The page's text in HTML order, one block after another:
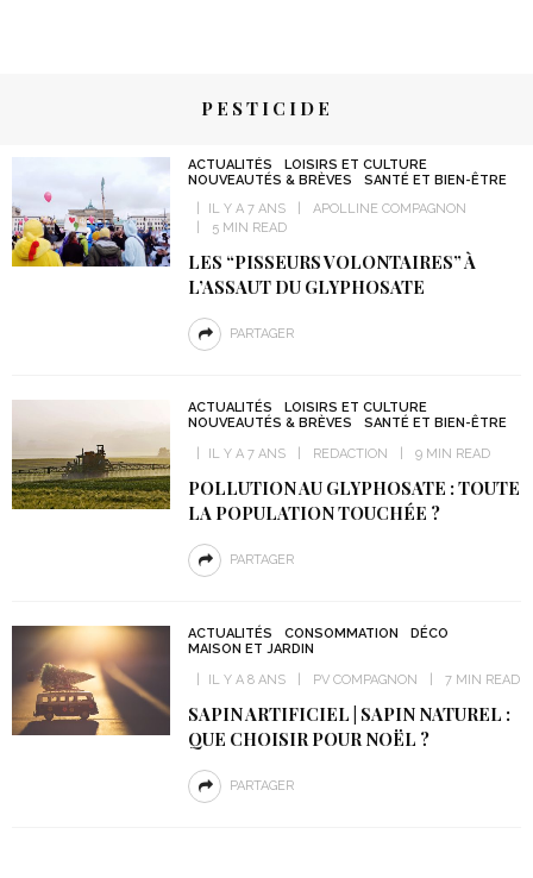
PESTICIDE
ACTUALITÉS
LOISIRS ET CULTURE
NOUVEAUTÉS & BRÈVES
SANTÉ ET BIEN-ÊTRE
IL Y A 7 ANS
APOLLINE COMPAGNON
5 MIN READ
LES “PISSEURS VOLONTAIRES” À
L’ASSAUT DU GLYPHOSATE
PARTAGER
ACTUALITÉS
LOISIRS ET CULTURE
NOUVEAUTÉS & BRÈVES
SANTÉ ET BIEN-ÊTRE
IL Y A 7 ANS
REDACTION 9 MIN READ
POLLUTION AU GLYPHOSATE : TOUTE
LA POPULATION TOUCHÉE ?
PARTAGER
ACTUALITÉS CONSOMMATION
DÉCO
MAISON ET JARDIN
IL Y A 8 ANS
PV COMPAGNON 7 MIN READ
SAPIN ARTIFICIEL | SAPIN NATUREL :
QUE CHOISIR POUR NOËL ?
PARTAGER